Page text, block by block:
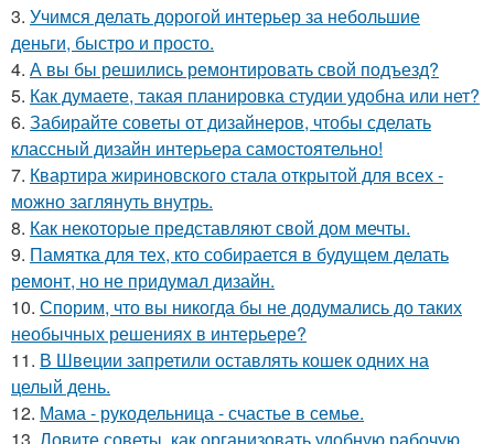
3. Учимся делать дорогой интерьер за небольшие
деньги, быстро и просто.
4. А вы бы решились ремонтировать свой подъезд?
5. Как думаете, такая планировка студии удобна или нет?
6. Забирайте советы от дизайнеров, чтобы сделать
классный дизайн интерьера самостоятельно!
7. Квартира жириновского стала открытой для всех -
можно заглянуть внутрь.
8. Как некоторые представляют свой дом мечты.
9. Памятка для тех, кто собирается в будущем делать
ремонт, но не придумал дизайн.
10. Спорим, что вы никогда бы не додумались до таких
необычных решениях в интерьере?
11. В Швеции запретили оставлять кошек одних на
целый день.
12. Мама - рукодельница - счастье в семье.